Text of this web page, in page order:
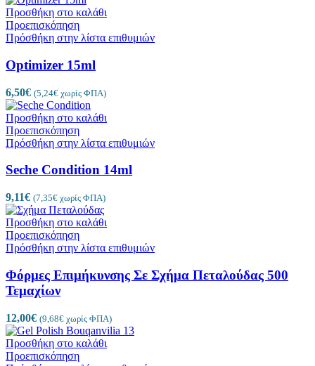
Προσθήκη στο καλάθι
Προεπισκόπηση
Πρόσθήκη στην λίστα επιθυμιών
Optimizer 15ml
6,50€ (5,24€ χωρίς ΦΠΑ)
Προσθήκη στο καλάθι
Προεπισκόπηση
Πρόσθήκη στην λίστα επιθυμιών
Seche Condition 14ml
9,11€ (7,35€ χωρίς ΦΠΑ)
Προσθήκη στο καλάθι
Προεπισκόπηση
Πρόσθήκη στην λίστα επιθυμιών
Φόρμες Επιμήκυνσης Σε Σχήμα Πεταλούδας 500
Τεμαχίων
12,00€ (9,68€ χωρίς ΦΠΑ)
Προσθήκη στο καλάθι
Προεπισκόπηση